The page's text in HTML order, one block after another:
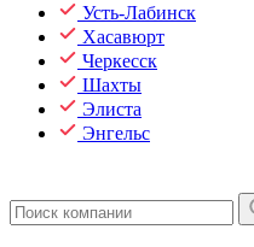
Усть-Лабинск
Хасавюрт
Черкесск
Шахты
Элиста
Энгельс